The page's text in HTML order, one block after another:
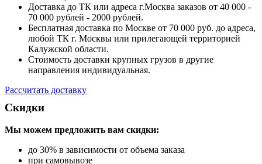
Доставка до ТК или адреса г.Москва заказов от 40 000 -
70 000 рублей - 2000 рублей.
Бесплатная доставка по Москве от 70 000 руб. до адреса,
любой ТК г. Москвы или прилегающей территорией
Калужской области.
Стоимость доставки крупных грузов в другие
направления индивидуальная.
Рассчитать доставку
Скидки
Мы можем предложить вам скидки:
до 30% в зависимости от объема заказа
при самовывозе